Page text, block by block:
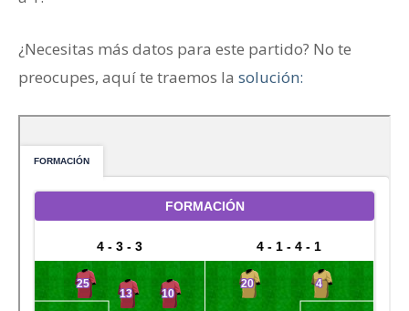
¿Necesitas más datos para este partido? No te
preocupes, aquí te traemos la solución: